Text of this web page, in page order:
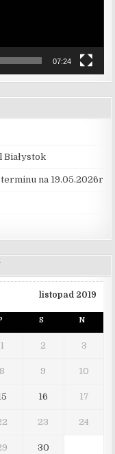
07:24
Białystok
na 19.05.2026r
listopad 2019
S N
1 2 3
8 9 10
16 17
23 24
30